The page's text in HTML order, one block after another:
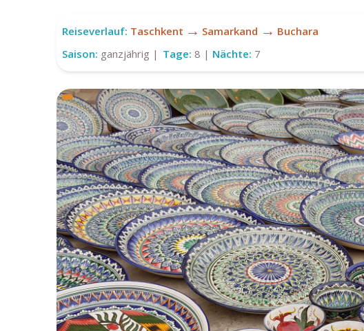
Reiseverlauf: Taschkent → Samarkand → Buchara
Saison: ganzjährig | Tage: 8 | Nächte: 7